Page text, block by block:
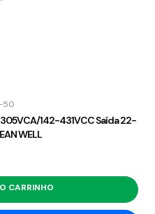
50
142-431VCC Saída 22-
WELL
CARRINHO